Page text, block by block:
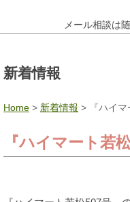
メール相談は
新着情報
Home > 新着情報 > 『ハイ
『ハイマート若